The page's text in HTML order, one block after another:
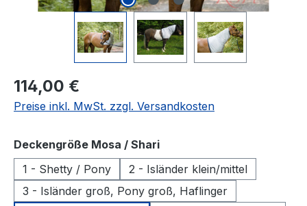
Regulärer Preis:
114,00 €
Preise inkl. MwSt. zzgl. Versandkosten
Deckengröße Mosa / Shariauswählen
1 - Shetty / Pony
2 - Isländer klein/mittel
3 - Isländer groß, Pony groß, Haflinger